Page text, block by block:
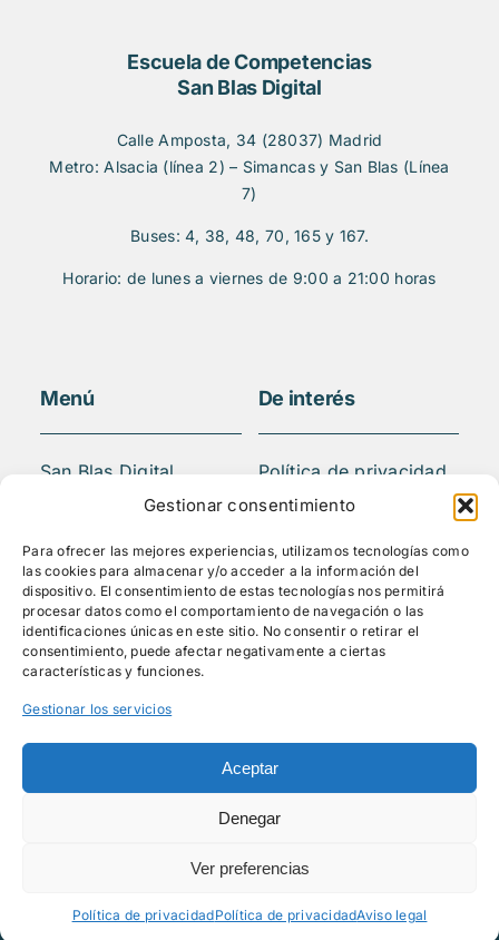
Gestionar consentimiento
Para ofrecer las mejores experiencias, utilizamos tecnologías como
las cookies para almacenar y/o acceder a la información del
dispositivo. El consentimiento de estas tecnologías nos permitirá
procesar datos como el comportamiento de navegación o las
identificaciones únicas en este sitio. No consentir o retirar el
consentimiento, puede afectar negativamente a ciertas
características y funciones.
Gestionar los servicios
Aceptar
Denegar
Ver preferencias
Política de privacidadPolítica de privacidadAviso legal
Escuela de Competencias
San Blas Digital
Calle Amposta, 34 (28037) Madrid
Metro: Alsacia (línea 2) – Simancas y San Blas (Línea
7)
Buses: 4, 38, 48, 70, 165 y 167.
Horario: de lunes a viernes de 9:00 a 21:00 horas
Menú
San Blas Digital
Quiénes somos
Actividades
Blog
Mediateca
Contacto
De interés
Política de privacidad
Aviso legal
© Todos los derechos reservados - 2026 |
Ayuntamiento de Madrid